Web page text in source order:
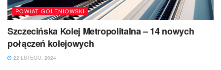
POWIAT GOLENIOWSKI
Szczecińska Kolej Metropolitalna – 14 nowych
połączeń kolejowych
22 LUTEGO, 2024